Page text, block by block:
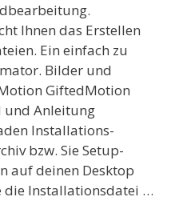
Ihnen das Erstellen
Ein einfach zu
Bilder und
GiftedMotion
und Anleitung
Installations-
bzw. Sie Setup-
auf deinen Desktop
die Installationsdatei …